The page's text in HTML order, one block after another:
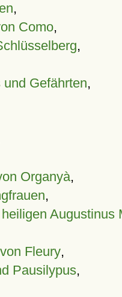
,
Como,
,
Gefährten,
Organyà,
,
Augustinus
Fleury,
Pausilypus,